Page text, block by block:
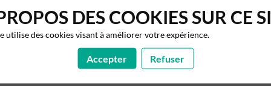
DES COOKIES SUR CE
utilise des cookies visant à améliorer votre expérience.
Accepter Refuser